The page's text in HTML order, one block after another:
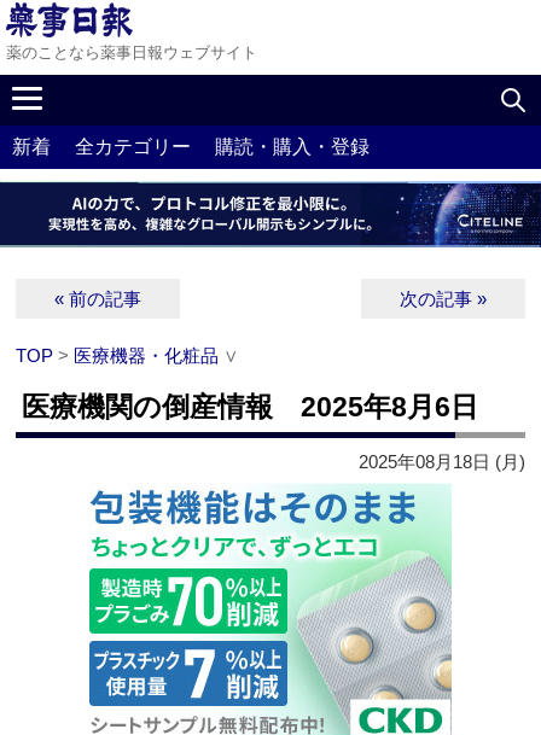
薬のことなら薬事日報ウェブサイト
新着 全カテゴリー 購読・購入・登録
« 前の記事 次の記事 »
TOP > 医療機器・化粧品 ∨
医療機関の倒産情報 2025年8月6日
2025年08月18日 (月)